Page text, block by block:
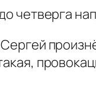
четверга